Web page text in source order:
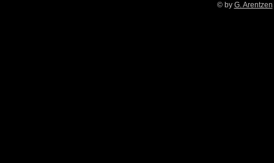
© by G. Arentzen